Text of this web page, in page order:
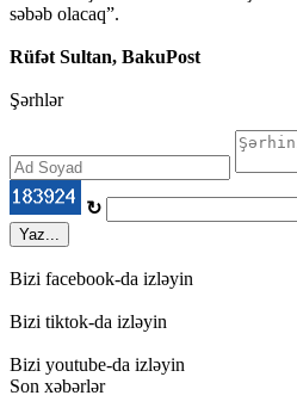
səbəb olacaq”.
Rüfət Sultan, BakuPost
Şərhlər
↻
Yaz...
Bizi facebook-da izləyin
Bizi tiktok-da izləyin
Bizi youtube-da izləyin
Son xəbərlər